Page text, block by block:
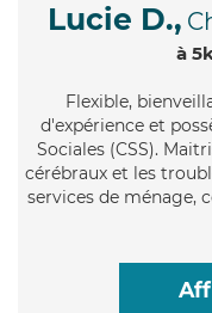
Lucie D.,
à
Flexible,
d'expérience et
Sociales (CSS).
cérébraux et les
services de ménage,